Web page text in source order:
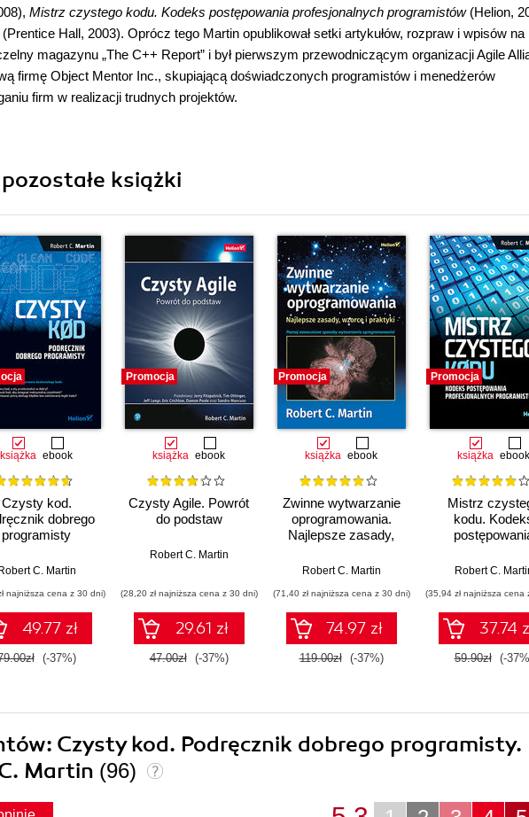
Mistrz czystego kodu. Kodeks postępowania profesjonalnych programistów(Helion,
Hall, 2003). Oprócz tego Martin opublikował setki artykułów, rozpraw i wpisów na
magazynu „The C++ Report” i był pierwszym przewodniczącym organizacji Agile
firmę Object Mentor Inc., skupiającą doświadczonych programistów i menedżerów
firm w realizacji trudnych projektów.
książki
książka ebook
Czysty kod.
dobrego
programisty
C. Martin
najniższa cena z 30 dni)
49.77 zł
(-37%)
Promocja
książka ebook
Czysty Agile. Powrót
do podstaw
Robert C. Martin
(28,20 zł najniższa cena z 30 dni)
29.61 zł
47.00zł (-37%)
Promocja
książka ebook
Zwinne wytwarzanie
oprogramowania.
Najlepsze zasady,
Robert C. Martin
(71,40 zł najniższa cena z 30 dni)
74.97 zł
119.00zł (-37%)
Promocja
książka ebook
Mistrz
kodu.
Robert C.
(35,94 zł najniższa cena
37.74
59.90zł (-
Czysty kod. Podręcznik dobrego programisty.
Martin (96)